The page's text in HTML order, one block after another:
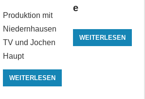
Produktion mit
Niedernhausen
TV und Jochen
Haupt
WEITERLESEN
e
WEITERLESEN